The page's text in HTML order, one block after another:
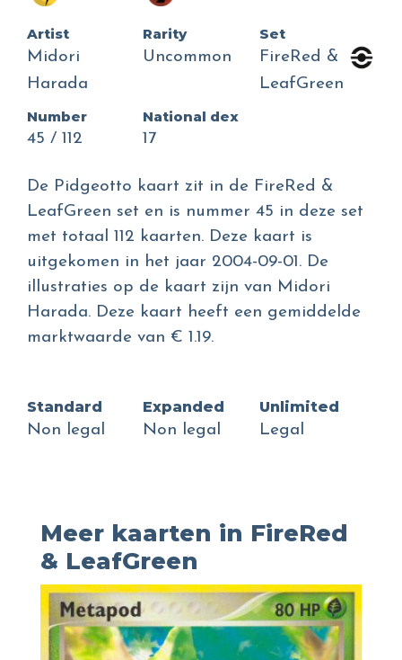
Artist
Midori
Harada
Rarity
Uncommon
Set
FireRed &
LeafGreen
Number
45 / 112
National dex
17
De Pidgeotto kaart zit in de FireRed &
LeafGreen set en is nummer 45 in deze set
met totaal 112 kaarten. Deze kaart is
uitgekomen in het jaar 2004-09-01. De
illustraties op de kaart zijn van Midori
Harada. Deze kaart heeft een gemiddelde
marktwaarde van € 1.19.
Standard
Non legal
Expanded
Non legal
Unlimited
Legal
Meer kaarten in FireRed
& LeafGreen